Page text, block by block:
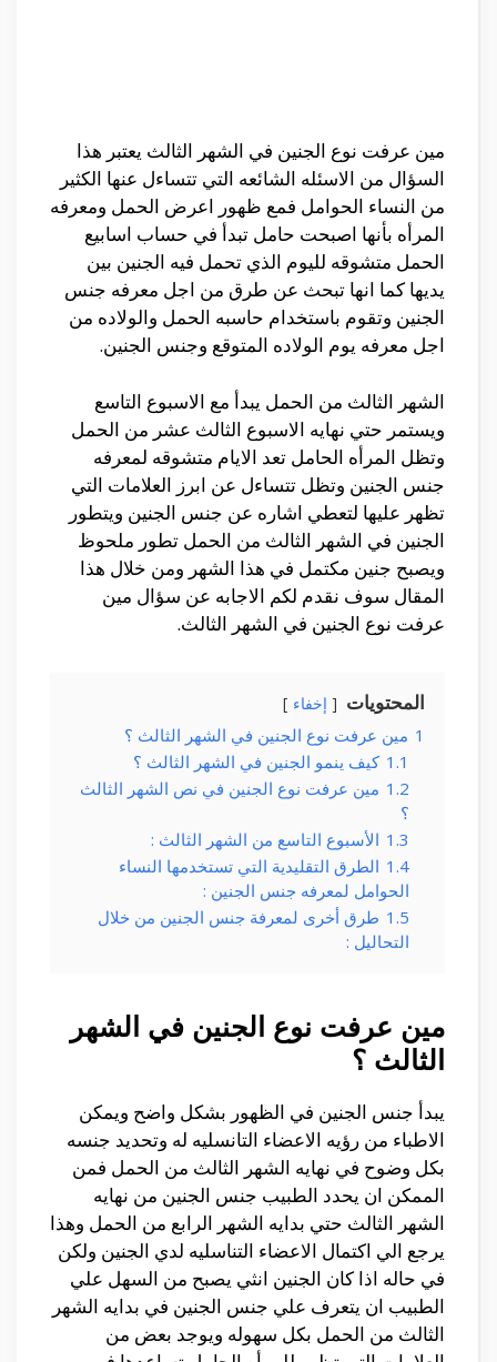
مين عرفت نوع الجنين في الشهر الثالث يعتبر هذا
السؤال من الاسئله الشائعه التي تتساءل عنها الكثير
من النساء الحوامل فمع ظهور اعرض الحمل ومعرفه
المرأه بأنها اصبحت حامل تبدأ في حساب اسابيع
الحمل متشوقه لليوم الذي تحمل فيه الجنين بين
يديها كما انها تبحث عن طرق من اجل معرفه جنس
الجنين وتقوم باستخدام حاسبه الحمل والولاده من
اجل معرفه يوم الولاده المتوقع وجنس الجنين.
الشهر الثالث من الحمل يبدأ مع الاسبوع التاسع
ويستمر حتي نهايه الاسبوع الثالث عشر من الحمل
وتظل المرأه الحامل تعد الايام متشوقه لمعرفه
جنس الجنين وتظل تتساءل عن ابرز العلامات التي
تظهر عليها لتعطي اشاره عن جنس الجنين ويتطور
الجنين في الشهر الثالث من الحمل تطور ملحوظ
ويصبح جنين مكتمل في هذا الشهر ومن خلال هذا
المقال سوف نقدم لكم الاجابه عن سؤال مين
عرفت نوع الجنين في الشهر الثالث.
المحتويات إخفاء
1 مين عرفت نوع الجنين في الشهر الثالث ؟
1.1 كيف ينمو الجنين في الشهر الثالث ؟
1.2 مين عرفت نوع الجنين في نص الشهر الثالث
؟
1.3 الأسبوع التاسع من الشهر الثالث :
1.4 الطرق التقليدية التي تستخدمها النساء
الحوامل لمعرفه جنس الجنين :
1.5 طرق أخرى لمعرفة جنس الجنين من خلال
التحاليل :
مين عرفت نوع الجنين في الشهر
الثالث ؟
يبدأ جنس الجنين في الظهور بشكل واضح ويمكن
الاطباء من رؤيه الاعضاء التانسليه له وتحديد جنسه
بكل وضوح في نهايه الشهر الثالث من الحمل فمن
الممكن ان يحدد الطبيب جنس الجنين من نهايه
الشهر الثالث حتي بدايه الشهر الرابع من الحمل وهذا
يرجع الي اكتمال الاعضاء التناسليه لدي الجنين ولكن
في حاله اذا كان الجنين انثي يصبح من السهل علي
الطبيب ان يتعرف علي جنس الجنين في بدايه الشهر
الثالث من الحمل بكل سهوله ويوجد بعض من